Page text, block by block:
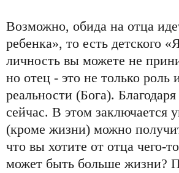
Возможно, обида на отца
ребенка», то есть детского
личность вы можете не
но отец - это не только
реальности (Бога).
сейчас. В этом заключается
(кроме жизни) можно
что вы хотите от отца чего-
может быть больше жизни?